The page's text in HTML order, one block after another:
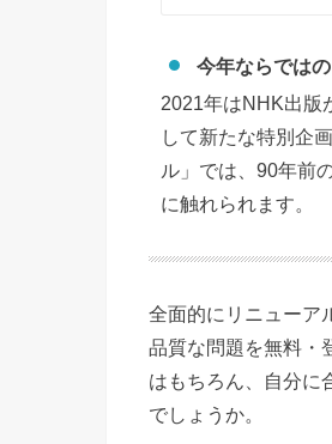
今年ならでは
2021年はNHK出版
して新たな特別企
ル」では、90年前
に触れられます。
全面的にリニューア
品質な問題を無料・
はもちろん、自分に
でしょうか。